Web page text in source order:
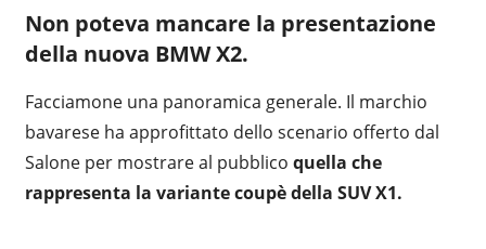
Non poteva mancare la presentazione
della nuova BMW X2.
Facciamone una panoramica generale. Il marchio
bavarese ha approfittato dello scenario offerto dal
Salone per mostrare al pubblico quella che
rappresenta la variante coupè della SUV X1.